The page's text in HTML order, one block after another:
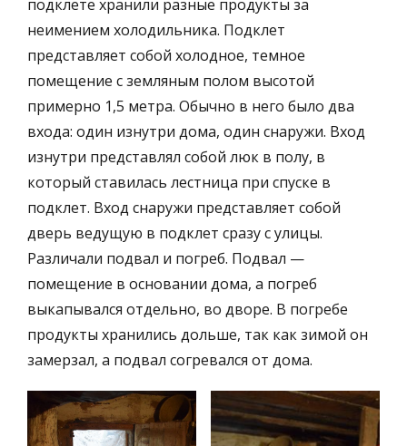
подклете хранили разные продукты за
неимением холодильника. Подклет
представляет собой холодное, темное
помещение с земляным полом высотой
примерно 1,5 метра. Обычно в него было два
входа: один изнутри дома, один снаружи. Вход
изнутри представлял собой люк в полу, в
который ставилась лестница при спуске в
подклет. Вход снаружи представляет собой
дверь ведущую в подклет сразу с улицы.
Различали подвал и погреб. Подвал —
помещение в основании дома, а погреб
выкапывался отдельно, во дворе. В погребе
продукты хранились дольше, так как зимой он
замерзал, а подвал согревался от дома.